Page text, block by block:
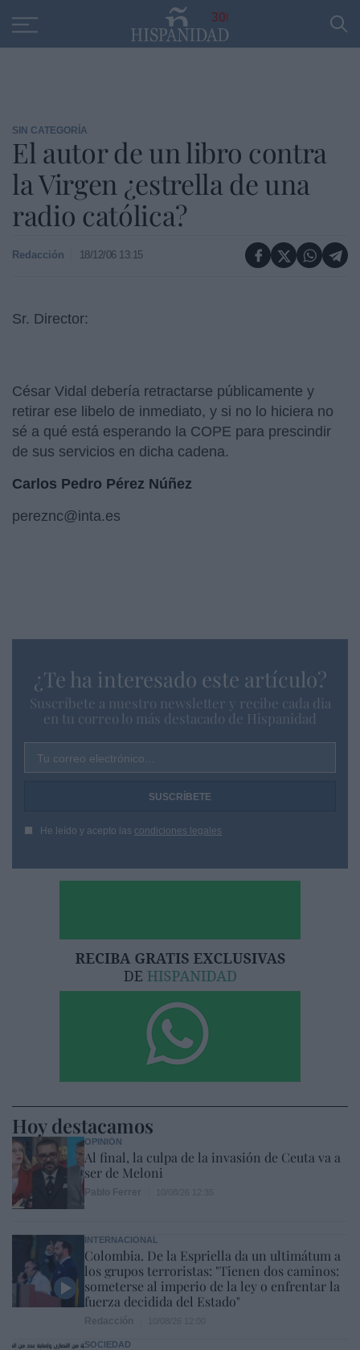
30
SIN CATEGORÍA
El autor de un libro contra
la Virgen ¿estrella de una
radio católica?
Redacción 18/12/06 13:15
Sr. Director:
César Vidal debería retractarse públicamente y
retirar ese libelo de inmediato, y si no lo hiciera no
sé a qué está esperando la COPE para prescindir
de sus servicios en dicha cadena.
Carlos Pedro Pérez Núñez
pereznc@inta.es
¿Te ha interesado este artículo?
Suscríbete a nuestro newsletter y recibe cada dia
en tu correo lo más destacado de Hispanidad
Tu correo electrónico...
He leído y acepto las condiciones legales
Hoy destacamos
OPINIÓN
Al final, la culpa de la invasión de Ceuta va a
ser de Meloni
INTERNACIONAL
Colombia. De la Espriella da un ultimátum a
los grupos terroristas: "Tienen dos caminos:
someterse al imperio de la ley o enfrentar la
fuerza decidida del Estado"
SOCIEDAD